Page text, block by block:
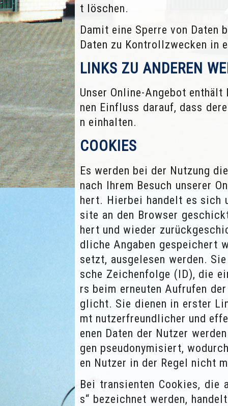
t löschen.
Damit eine Sperre von Daten
Daten zu Kontrollzwecken in
LINKS ZU ANDEREN
Unser Online-Angebot
nen Einfluss darauf, dass
n einhalten.
COOKIES
Es werden bei der Nutzung
nach Ihrem Besuch unserer
hert. Hierbei handelt es sich
site an den Browser
hert und wieder
dliche Angaben gespeichert
setzt, ausgelesen werden.
sche Zeichenfolge (ID), die
rs beim erneuten Aufrufen
glicht. Sie dienen in erster
mt nutzerfreundlicher und
enen Daten der Nutzer
gen pseudonymisiert,
en Nutzer in der Regel nicht
Bei transienten Cookies, die
s“ bezeichnet werden,